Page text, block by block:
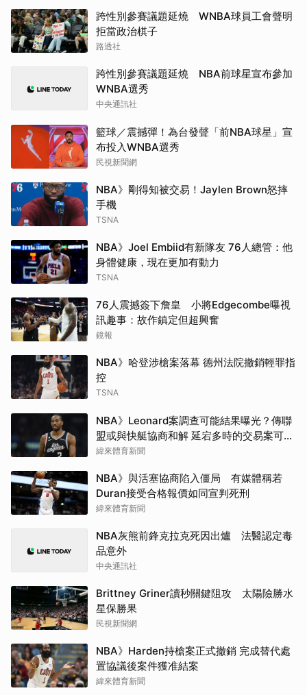
跨性別參賽議題延燒 WNBA球員工會聲明
拒當政治棋子
路透社
跨性別參賽議題延燒 NBA前球星宣布參加
WNBA選秀
中央通訊社
籃球／震撼彈！為台發聲「前NBA球星」宣
布投入WNBA選秀
民視新聞網
NBA》剛得知被交易！Jaylen Brown怒摔
手機
TSNA
NBA》Joel Embiid有新隊友 76人總管：他
身體健康，現在更加有動力
TSNA
76人震撼簽下詹皇 小將Edgecombe曝視
訊趣事：故作鎮定但超興奮
鏡報
NBA》哈登涉槍案落幕 德州法院撤銷輕罪指
控
TSNA
NBA》Leonard案調查可能結果曝光？傳聯
盟或與快艇協商和解 延宕多時的交易案可望
於開季前成行
緯來體育新聞
NBA》與活塞協商陷入僵局 有媒體稱若
Duran接受合格報價如同宣判死刑
緯來體育新聞
NBA灰熊前鋒克拉克死因出爐 法醫認定毒
品意外
中央通訊社
Brittney Griner讀秒關鍵阻攻 太陽險勝水
星保勝果
民視新聞網
NBA》Harden持槍案正式撤銷 完成替代處
置協議後案件獲准結案
緯來體育新聞